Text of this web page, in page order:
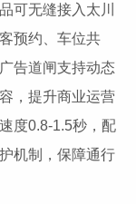
可无缝接入太川
预约、车位共
告道闸支持动态
，提升商业运营
度0.8-1.5秒，配
机制，保障通行